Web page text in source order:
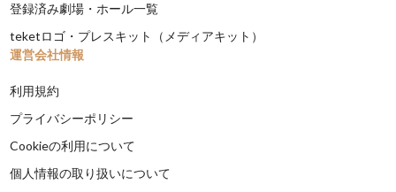
登録済み劇場・ホール一覧
teketロゴ・プレスキット（メディアキット）
運営会社情報
利用規約
プライバシーポリシー
Cookieの利用について
個人情報の取り扱いについて